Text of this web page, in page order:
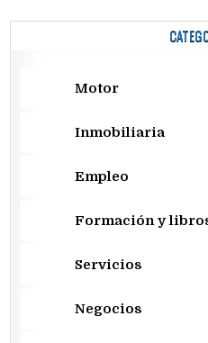
Motor
Inmobiliaria
Empleo
Formación y
Servicios
Negocios